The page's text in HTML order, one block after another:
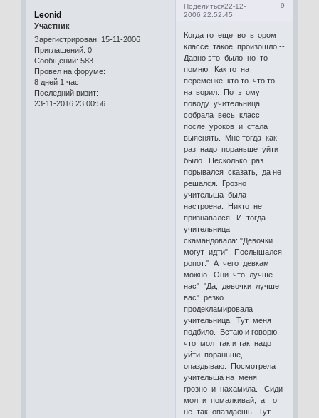
Поделиться 9
22-12-
2006 22:52:45
Leonid
Участник
Зарегистрирован: 15-11-2006
Приглашений: 0
Сообщений: 583
Провел на форуме:
8 дней 1 час
Последний визит:
23-11-2016 23:00:56
Когда то еще во втором
классе такое произошло.--
Давно это было но то
помню. Как то на
переменке кто то что то
натворил. По этому
поводу учительница
собрала весь класс
после уроков и стала
выяснять. Мне тогда как
раз надо пораньше уйти
было. Несколько раз
порывался сказать, да не
решался. Грозно
учительша была
настроена. Никто не
признавался. И тогда
учительница
скамандовала: "Девочки
могут идти". Послышался
ропот:" А чего девкам
можно. Они что лучше
нас" "Да, девочки лучше
вас" резко
продекламировала
учительница. Тут меня
подбило. Встаю и говорю.
что мол так и так надо
уйти пораньше,
опаздываю. Посмотрела
учительша на меня
грозно и нахамила. Сиди
мол и помалкивай, а то
не так опаздаешь. Тут